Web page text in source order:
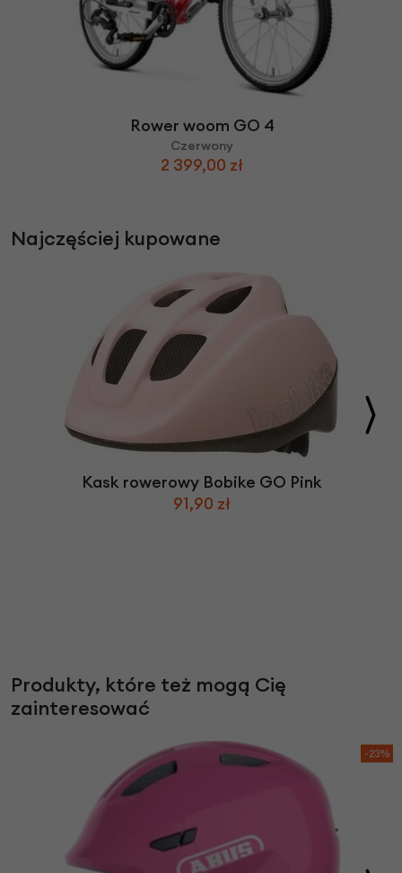
Rower woom GO 4
Czerwony
2 399,00 zł
Najczęściej kupowane
Kask rowerowy Bobike GO Pink
91,90 zł
Produkty, które też mogą Cię
zainteresować
-23%